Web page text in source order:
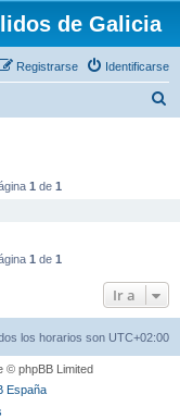
de Galicia
Identificarse
Registrarse
1 de 1
1 de 1
Ir a
los horarios son UTC+02:00
© phpBB Limited
España